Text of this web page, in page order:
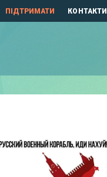
ПІДТРИМАТИ КОНТАКТИ